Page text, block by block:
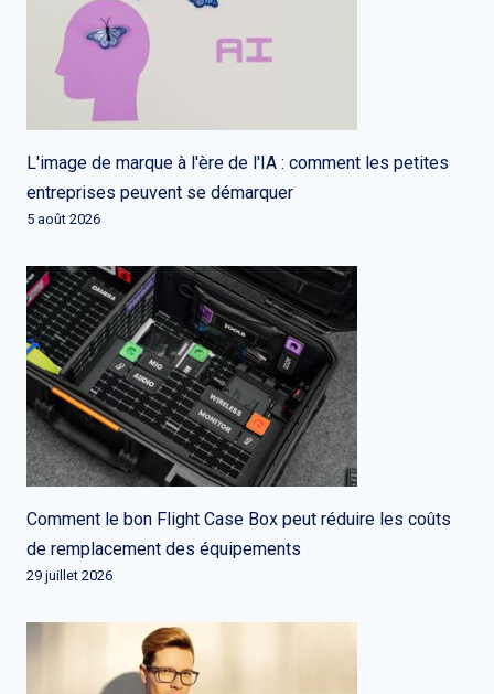
L'image de marque à l'ère de l'IA : comment les petites
entreprises peuvent se démarquer
5 août 2026
Comment le bon Flight Case Box peut réduire les coûts
de remplacement des équipements
29 juillet 2026